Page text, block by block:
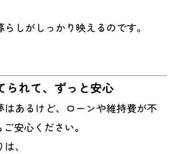
しがしっかり映えるのです。
られて、ずっと安心
はあるけど、ローンや維持費が不
安心ください。
、